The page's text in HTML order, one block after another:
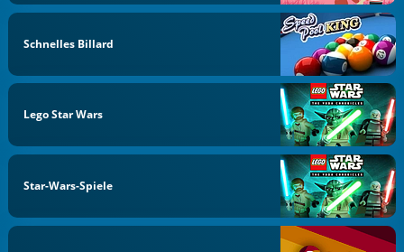
Schnelles Billard
Lego Star Wars
Star-Wars-Spiele